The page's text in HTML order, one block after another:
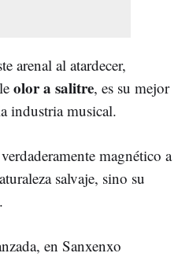
arenal al atardecer,
olor a salitre, es su mejor
industria musical.
magnético a
salvaje, sino su
.